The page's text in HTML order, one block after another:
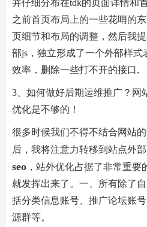
并仔细分布在tdk的页面详情和
之前首页布局上的一些花哨的
页细节和布局的调整，然后我
部js，独立形成了一个外部样式
效率，删除一些打不开的接口,
3、如何做好后期运维推广？网
优化是不够的！
很多时候我们不得不结合网站
后，我将注意力转移到站点外
seo ，站外优化占据了非常重
就发挥出来了。一、所有除了
括分类信息账号、推广论坛账
源群等。